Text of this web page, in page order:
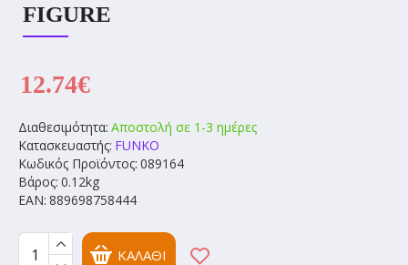
FIGURE
Διαθεσιμότητα: Αποστολή σε 1-3 ημέρες
Κατασκευαστής: FUNKO
Κωδικός Προϊόντος: 089164
Βάρος: 0.12kg
EAN: 889698758444
12.74€
ΚΑΛΆΘΙ